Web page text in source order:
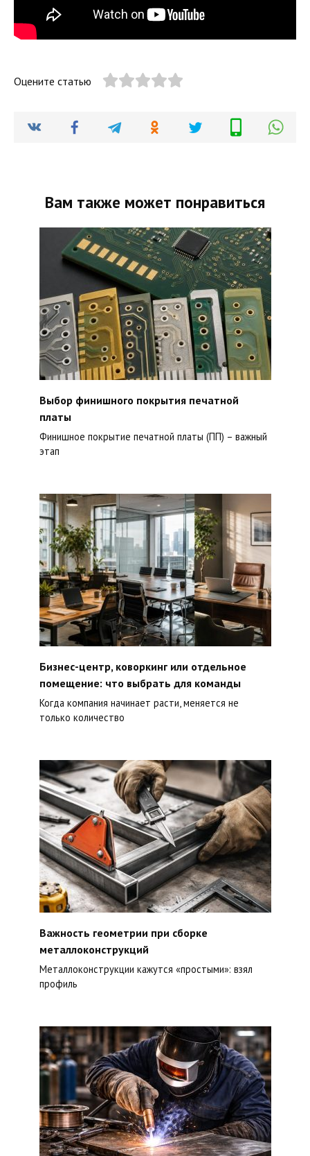
Оцените статью
Вам также может понравиться
Выбор финишного покрытия печатной
платы
Финишное покрытие печатной платы (ПП) – важный
этап
Бизнес-центр, коворкинг или отдельное
помещение: что выбрать для команды
Когда компания начинает расти, меняется не
только количество
Важность геометрии при сборке
металлоконструкций
Металлоконструкции кажутся «простыми»: взял
профиль